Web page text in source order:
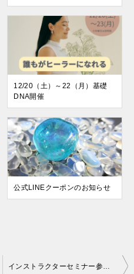
12/20（土）～22（月）基礎
DNA開催
公式LINEクーポンのお知らせ
インストラクターセミナー参加の際のアドバイス